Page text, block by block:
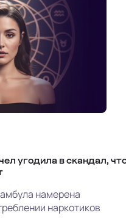
угодила в скандал,
намерена
наркотиков